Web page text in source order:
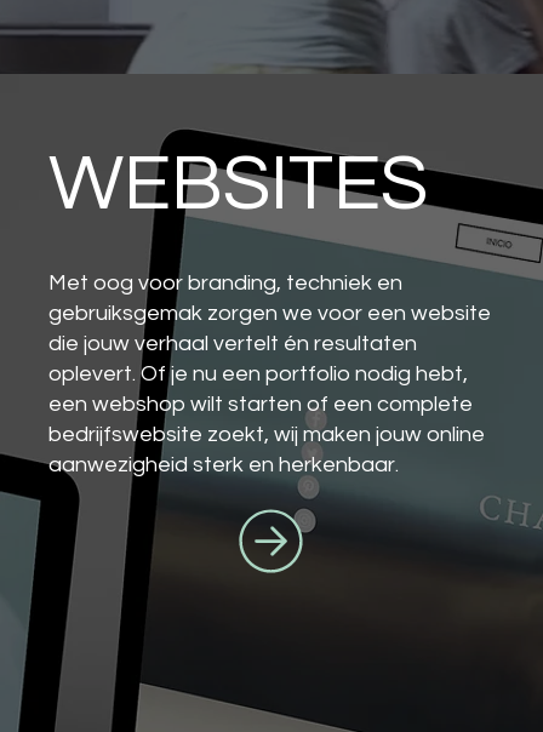
WEBSITES
Met oog voor branding, techniek en
gebruiksgemak zorgen we voor een website
die jouw verhaal vertelt én resultaten
oplevert. Of je nu een portfolio nodig hebt,
een webshop wilt starten of een complete
bedrijfswebsite zoekt, wij maken jouw online
aanwezigheid sterk en herkenbaar.